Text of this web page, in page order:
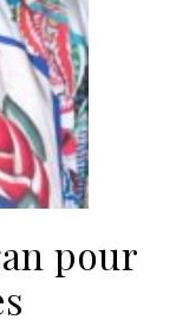
pour